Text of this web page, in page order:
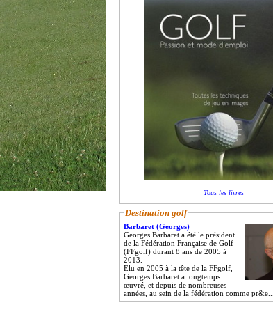
Tous les livres
Destination golf
Barbaret (Georges)
Georges Barbaret a été le président
de la Fédération Française de Golf
(FFgolf) durant 8 ans de 2005 à
2013.
Elu en 2005 à la tête de la FFgolf,
Georges Barbaret a longtemps
œuvré, et depuis de nombreuses
années, au sein de la fédération comme pr&e...